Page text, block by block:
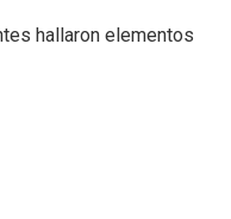
hallaron elementos